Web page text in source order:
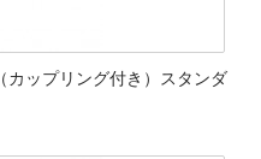
ップリング付き）スタンダ